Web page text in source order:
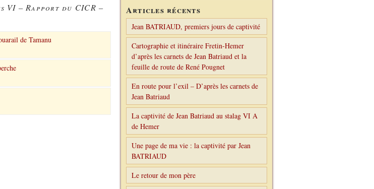
VI – Rapport du CICR –
de Tamanu
Articles récents
Jean BATRIAUD, premiers jours de captivité
Cartographie et itinéraire Fretin-Hemer
d’après les carnets de Jean Batriaud et la
feuille de route de René Pougnet
En route pour l’exil – D’après les carnets de
Jean Batriaud
La captivité de Jean Batriaud au stalag VI A
de Hemer
Une page de ma vie : la captivité par Jean
BATRIAUD
Le retour de mon père